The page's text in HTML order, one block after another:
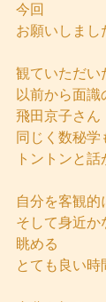
今回
お願いしまし
観ていただい
以前から面識
飛田京子さん
同じく数秘学
トントンと
自分を客観的
そして身近か
眺める
とても良い時